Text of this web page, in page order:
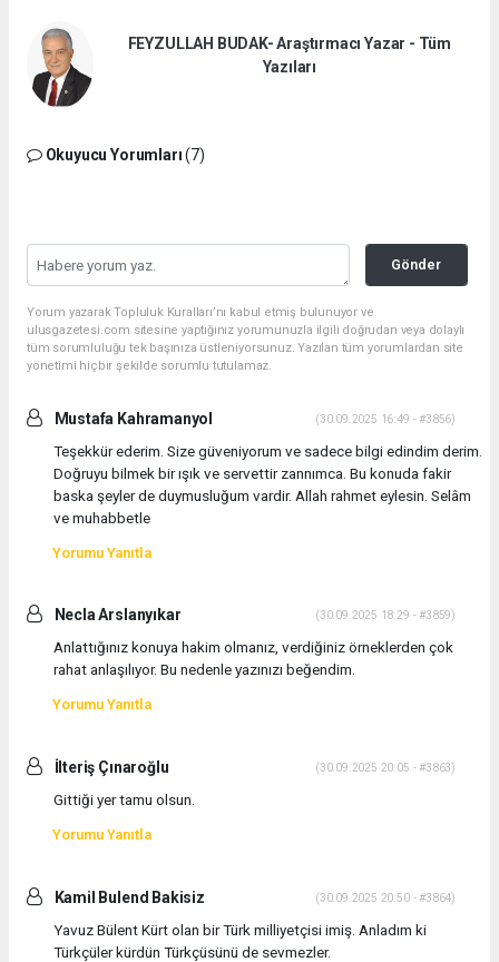
FEYZULLAH BUDAK- Araştırmacı Yazar - Tüm
Yazıları
Okuyucu Yorumları(7)
Gönder
Yorum yazarak Topluluk Kuralları’nı kabul etmiş bulunuyor ve
ulusgazetesi.com sitesine yaptığınız yorumunuzla ilgili doğrudan veya dolaylı
tüm sorumluluğu tek başınıza üstleniyorsunuz. Yazılan tüm yorumlardan site
yönetimi hiçbir şekilde sorumlu tutulamaz.
Mustafa Kahramanyol (30.09.2025 16:49 - #3856)
Teşekkür ederim. Size güveniyorum ve sadece bilgi edindim derim.
Doğruyu bilmek bir ışık ve servettir zannımca. Bu konuda fakir
baska şeyler de duymusluğum vardir. Allah rahmet eylesin. Selâm
ve muhabbetle
Yorumu Yanıtla
Necla Arslanyıkar (30.09.2025 18:29 - #3859)
Anlattığınız konuya hakim olmanız, verdiğiniz örneklerden çok
rahat anlaşılıyor. Bu nedenle yazınızı beğendim.
Yorumu Yanıtla
İlteriş Çınaroğlu (30.09.2025 20:05 - #3863)
Gittiği yer tamu olsun.
Yorumu Yanıtla
Kamil Bulend Bakisiz (30.09.2025 20:50 - #3864)
Yavuz Bülent Kürt olan bir Türk milliyetçisi imiş. Anladım ki
Türkçüler kürdün Türkçüsünü de sevmezler.